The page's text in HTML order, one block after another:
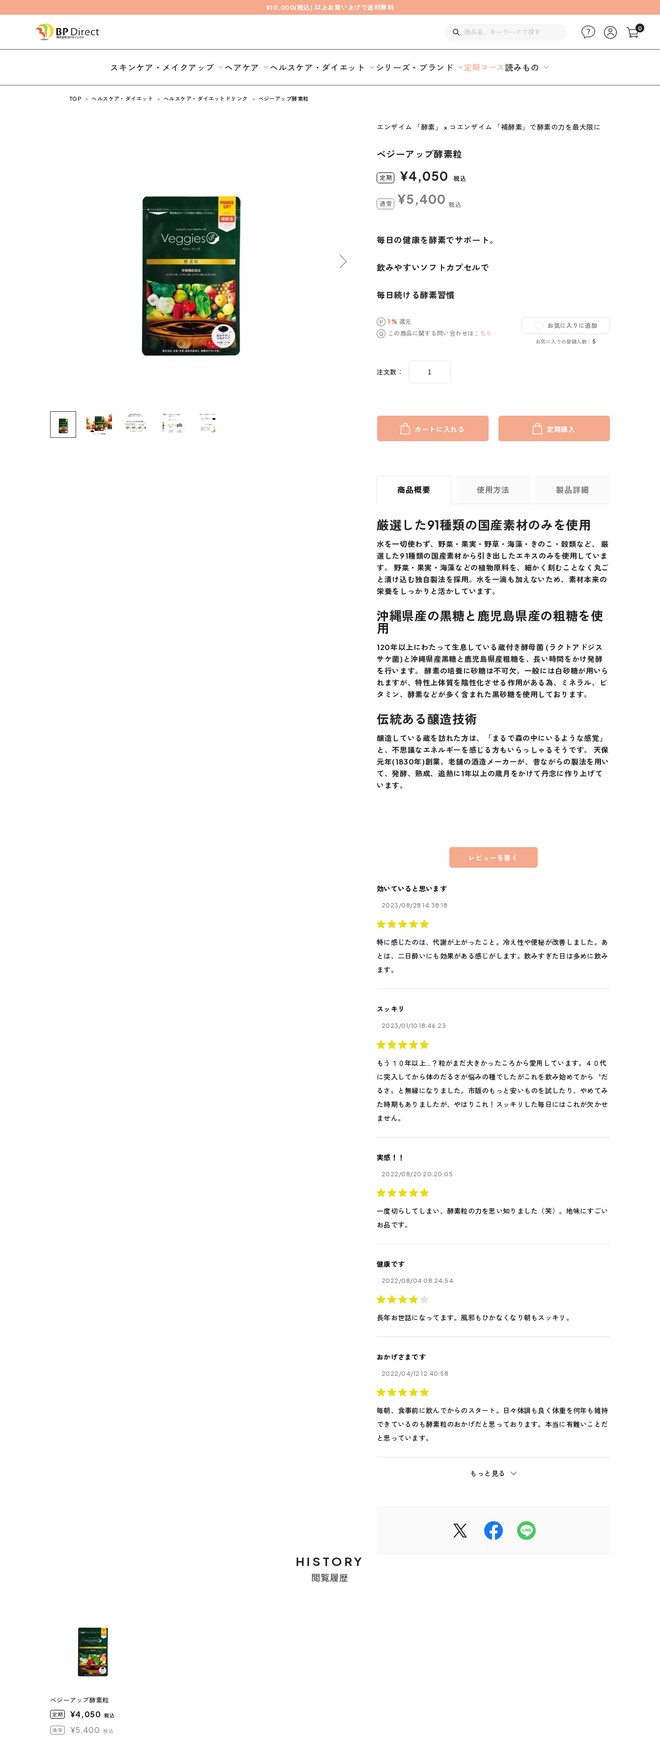
¥10,000(税込) 以上お買い上げで送料無料
0
スキンケア・メイクアップ ヘアケア ヘルスケア・ダイエット シリーズ・ブランド 定期コース読みもの
TOP ヘルスケア・ダイエット ヘルスケア・ダイエットドリンク ベジーアップ酵素粒
エンザイム 「酵素」 × コエンザイム 「補酵素」で酵素の力を最大限に
ベジーアップ酵素粒
定 期 ¥4,050 税込
通常 ¥5,400 税込
毎日の健康を酵素でサポート。
飲みやすいソフトカプセルで
毎日続ける酵素習慣
1 % 還元
この商品に関する問い合わせは こちら
お気に入りに追加
お気に入りの登録人数： 5
注文数：
カートに入れる 定期購入
商品概要 使用方法 製品詳細
厳選した91種類の国産素材のみを使用
水を一切使わず、野菜・果実・野草・海藻・きのこ・穀類など、 厳
選した91種類の国産素材から引き出したエキスのみを使用していま
す。 野菜・果実・海藻などの植物原料を、細かく刻むことなく丸ご
と漬け込む独自製法を採用。水を一滴も加えないため、素材本来の
栄養をしっかりと活かしています。
沖縄県産の黒糖と鹿児島県産の粗糖を使
用
120年以上にわたって生息している蔵付き酵母菌 (ラクトアドジス
サケ菌)と沖縄県産黒糖と鹿児島県産粗糖を、長い時間をかけ発酵
を行います。 酵素の培養に砂糖は不可欠。一般には白砂糖が用いら
れますが、特性上体質を陰性化させる作用がある為、ミネラル、ビ
タミン、酵素などが多く含まれた黒砂糖を使用しております。
伝統ある醸造技術
醸造している蔵を訪れた方は、「まるで森の中にいるような感覚」
と、不思議なエネルギーを感じる方もいらっしゃるそうです。 天保
元年(1830年)創業。老舗の酒造メーカーが、昔ながらの製法を用い
て、発酵、熟成、追熱に1年以上の歳月をかけて丹念に作り上げて
います。
レビューを書く
効いていると思います
2023/08/28 14:38:18
特に感じたのは、代謝が上がったこと。冷え性や便秘が改善しました。あ
とは、二日酔いにも効果がある感じがします。飲みすぎた日は多めに飲み
ます。
スッキリ
2023/01/10 18:46:23
もう１０年以上…？粒がまだ大きかったころから愛用しています。４０代
に突入してから体のだるさが悩みの種でしたがこれを飲み始めてから〝だ
るさ〟と無縁になりました。市販のもっと安いものを試したり、やめてみ
た時期もありましたが、やはりこれ！スッキリした毎日にはこれが欠かせ
ません。
実感！！
2022/08/20 20:20:05
一度切らしてしまい、酵素粒の力を思い知りました（笑）。地味にすごい
お品です。
健康です
2022/08/04 08:24:54
長年お世話になってます。風邪もひかなくなり朝もスッキリ。
おかげさまです
2022/04/12 12:40:58
毎朝、食事前に飲んでからのスタート。日々体調も良く体重を何年も維持
できているのも酵素粒のおかげだと思っております。本当に有難いことだ
と思っています。
もっと見る
HISTORY
閲覧履歴
ベジーアップ酵素粒
定期 ¥4,050 税込
通常 ¥5,400 税込